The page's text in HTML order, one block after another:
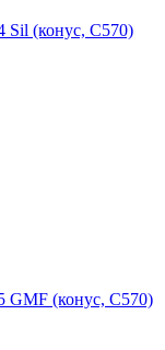
Sil (конус, C570)
GMF (конус, C570)